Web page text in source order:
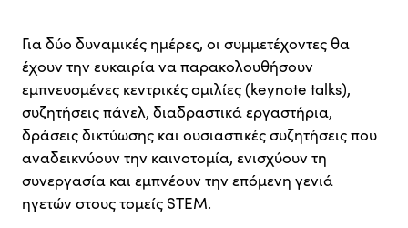
Για δύο δυναμικές ημέρες, οι συμμετέχοντες θα
έχουν την ευκαιρία να παρακολουθήσουν
εμπνευσμένες κεντρικές ομιλίες (keynote talks),
συζητήσεις πάνελ, διαδραστικά εργαστήρια,
δράσεις δικτύωσης και ουσιαστικές συζητήσεις που
αναδεικνύουν την καινοτομία, ενισχύουν τη
συνεργασία και εμπνέουν την επόμενη γενιά
ηγετών στους τομείς STEM.